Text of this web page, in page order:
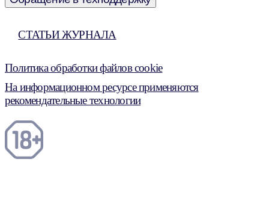
СТАТЬИ ЖУРНАЛА
Политика обработки файлов cookie
На информационном ресурсе применяются
рекомендательные технологии